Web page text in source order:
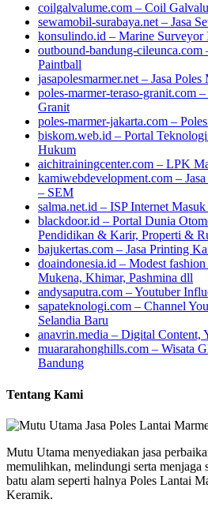
coilgalvalume.com – Coil
sewamobil-surabaya.net – Jasa
konsulindo.id – Marine Surveyor
outbound-bandung-cileunca.com
Paintball
jasapolesmarmer.net – Jasa Poles
poles-marmer-teraso-granit.com
Granit
poles-marmer-jakarta.com –
biskom.web.id – Portal
Hukum
aichitrainingcenter.com – LPK
kamiwebdevelopment.com –
– SEM
salma.net.id – ISP Internet Masuk
blackdoor.id – Portal Dunia
Pendidikan & Karir, Properti &
bajukertas.com – Jasa Printing
doaindonesia.id – Modest
Mukena, Khimar, Pashmina dll
andysaputra.com – Youtuber
sapateknologi.com – Channel
Selandia Baru
anavrin.media – Digital Content,
muararahonghills.com – Wisata
Bandung
Tentang Kami
Mutu Utama menyediakan jasa
memulihkan, melindungi serta menjaga
batu alam seperti halnya Poles Lantai
Keramik.